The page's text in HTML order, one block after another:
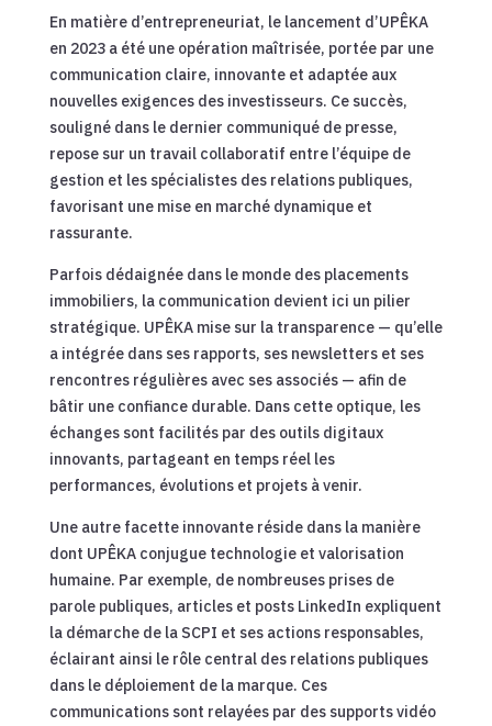
En matière d’entrepreneuriat, le lancement d’UPÊKA
en 2023 a été une opération maîtrisée, portée par une
communication claire, innovante et adaptée aux
nouvelles exigences des investisseurs. Ce succès,
souligné dans le dernier communiqué de presse,
repose sur un travail collaboratif entre l’équipe de
gestion et les spécialistes des relations publiques,
favorisant une mise en marché dynamique et
rassurante.
Parfois dédaignée dans le monde des placements
immobiliers, la communication devient ici un pilier
stratégique. UPÊKA mise sur la transparence — qu’elle
a intégrée dans ses rapports, ses newsletters et ses
rencontres régulières avec ses associés — afin de
bâtir une confiance durable. Dans cette optique, les
échanges sont facilités par des outils digitaux
innovants, partageant en temps réel les
performances, évolutions et projets à venir.
Une autre facette innovante réside dans la manière
dont UPÊKA conjugue technologie et valorisation
humaine. Par exemple, de nombreuses prises de
parole publiques, articles et posts LinkedIn expliquent
la démarche de la SCPI et ses actions responsables,
éclairant ainsi le rôle central des relations publiques
dans le déploiement de la marque. Ces
communications sont relayées par des supports vidéo